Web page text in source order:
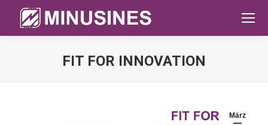
FIT FOR INNOVATION
März